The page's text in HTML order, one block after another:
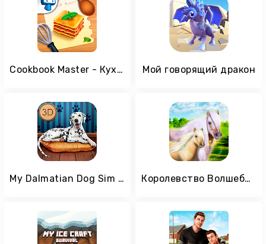
Cookbook Master - Кухня Мой говорящий дракон
My Dalmatian Dog Sim - Home Pet Life Королевство Волшебных Пони: Симулятор Выживания